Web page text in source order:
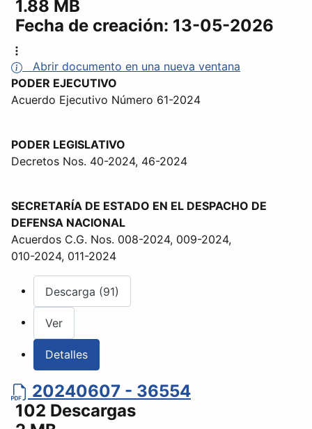
1.88 MB
Fecha de creación: 13-05-2026
Abrir documento en una nueva ventana
PODER EJECUTIVO
Acuerdo Ejecutivo Número 61-2024
PODER LEGISLATIVO
Decretos Nos. 40-2024, 46-2024
SECRETARÍA DE ESTADO EN EL DESPACHO DE
DEFENSA NACIONAL
Acuerdos C.G. Nos. 008-2024, 009-2024,
010-2024, 011-2024
Descarga (91)
Ver
Detalles
20240607 - 36554
102 Descargas